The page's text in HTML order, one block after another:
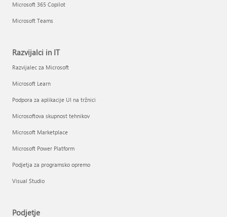
Microsoft 365 Copilot
Microsoft Teams
Razvijalci in IT
Razvijalec za Microsoft
Microsoft Learn
Podpora za aplikacije UI na tržnici
Microsoftova skupnost tehnikov
Microsoft Marketplace
Microsoft Power Platform
Podjetja za programsko opremo
Visual Studio
Podjetje